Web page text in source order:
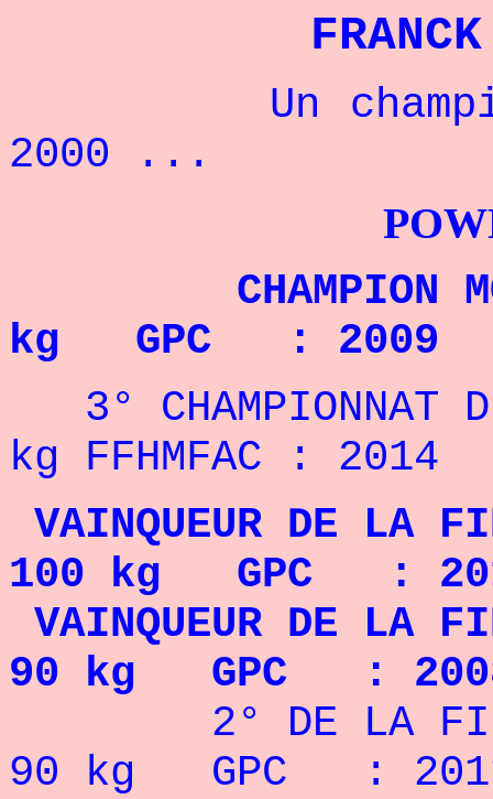
Un champion
2000 ...
CHAMPION
kg GPC : 2009
3° CHAMPIONNAT
kg FFHMFAC : 2014
VAINQUEUR DE LA
100 kg GPC :
VAINQUEUR DE LA
90 kg GPC :
2° DE LA
90 kg GPC :